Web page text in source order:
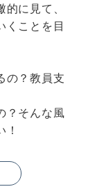
に見て、
くことを目
の？教員支
？そんな風